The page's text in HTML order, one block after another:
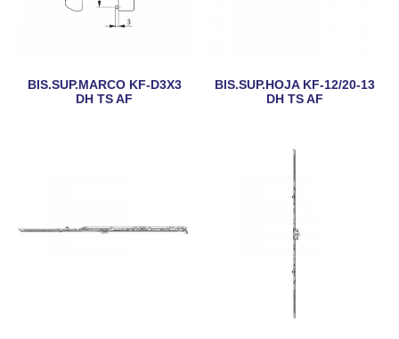
BIS.SUP.MARCO KF-D3X3
DH TS AF
BIS.SUP.HOJA KF-12/20-13
DH TS AF